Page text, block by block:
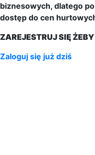
biznesowych, dlatego
dostęp do cen
ZAREJESTRUJ SIĘ
Zaloguj się już dziś